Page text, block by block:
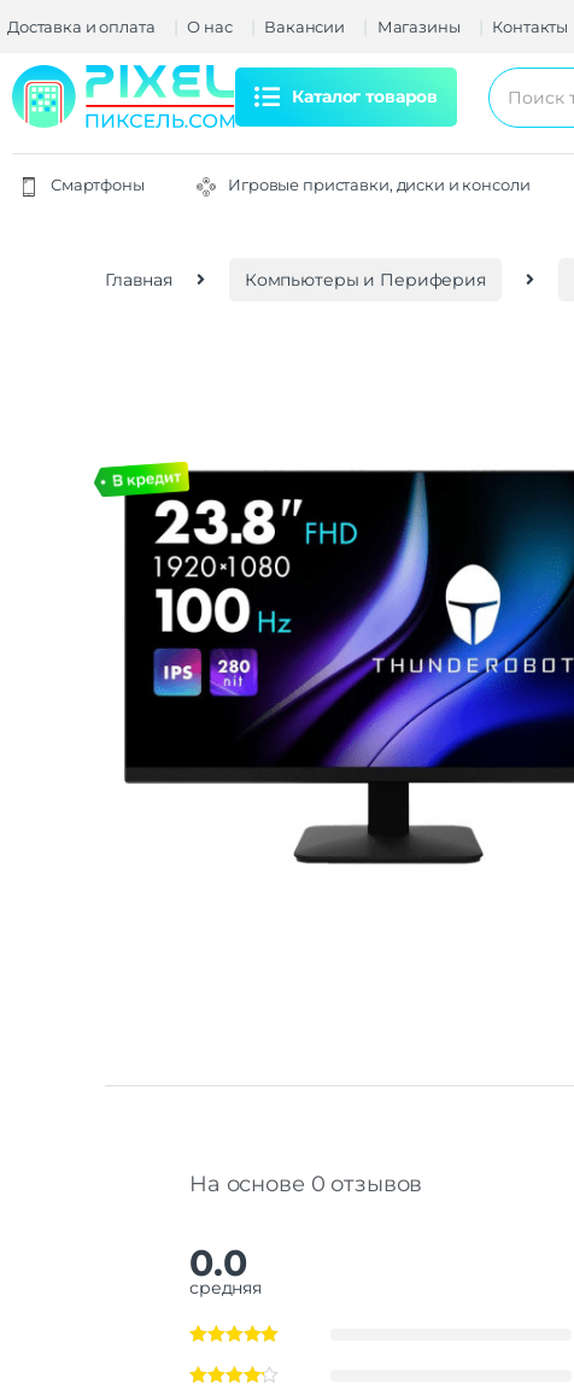
Доставка и оплата О нас Вакансии Магазины Контакты
Каталог товаров
Смартфоны Игровые приставки, диски и консоли
Главная Компьютеры и Периферия
На основе 0 отзывов
0.0
средняя